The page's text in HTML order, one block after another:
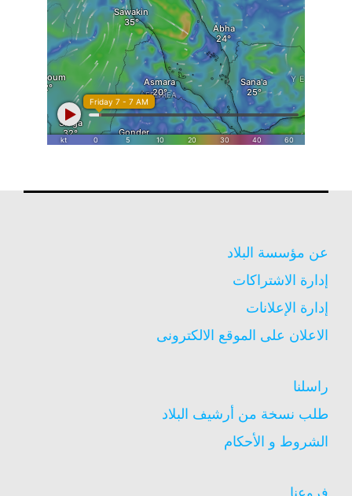
عن مؤسسة البلاد
إدارة الاشتراكات
إدارة الإعلانات
الاعلان على الموقع الالكترونى
راسلنا
طلب نسخة من أرشيف البلاد
الشروط و الأحكام